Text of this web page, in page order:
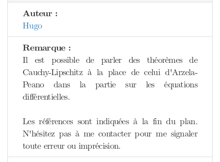
Auteur :
Hugo
Remarque :
Il est possible de parler des théorèmes de
Cauchy-Lipschitz à la place de celui d'Arzela-
Peano dans la partie sur les équations
différentielles.
Les références sont indiquées à la fin du plan.
N'hésitez pas à me contacter pour me signaler
toute erreur ou imprécision.